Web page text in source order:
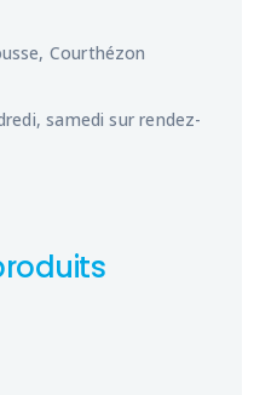
Courthézon
samedi sur rendez-